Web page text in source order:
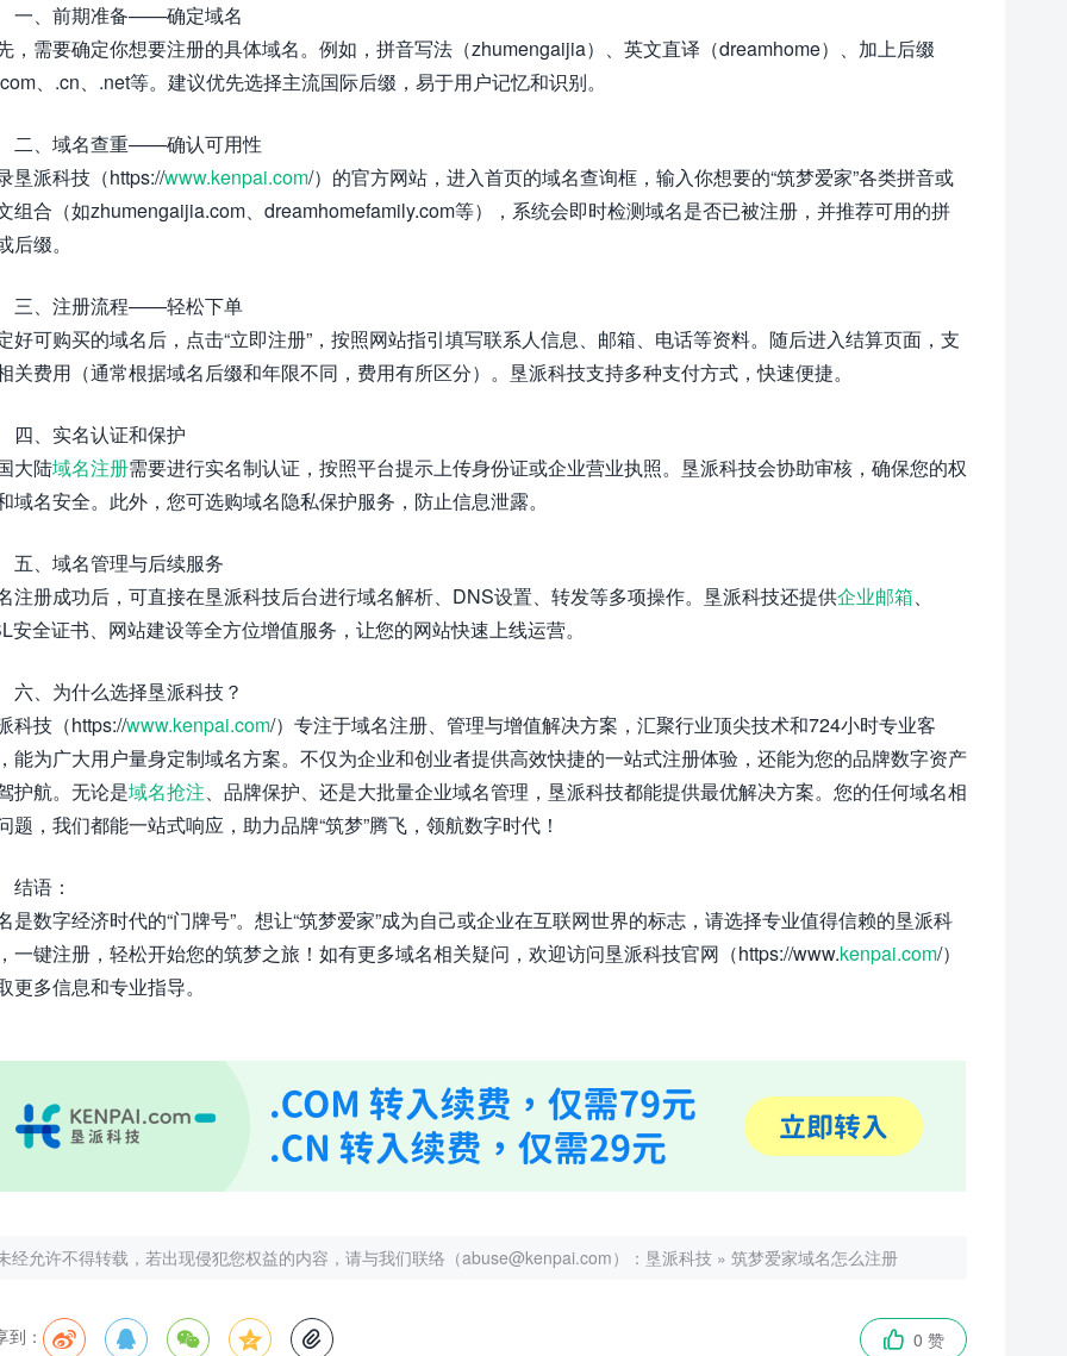
一、前期准备——确定域名
，需要确定你想要注册的具体域名。例如，拼音写法（zhumengaijia）、英文直译（dreamhome）、加上后缀
、.cn、.net等。建议优先选择主流国际后缀，易于用户记忆和识别。
二、域名查重——确认可用性
垦派科技（https://www.kenpai.com/）的官方网站，进入首页的域名查询框，输入你想要的“筑梦爱家”各类拼音或
组合（如zhumengaijia.com、dreamhomefamily.com等），系统会即时检测域名是否已被注册，并推荐可用的拼
后缀。
三、注册流程——轻松下单
好可购买的域名后，点击“立即注册”，按照网站指引填写联系人信息、邮箱、电话等资料。随后进入结算页面，支
关费用（通常根据域名后缀和年限不同，费用有所区分）。垦派科技支持多种支付方式，快速便捷。
四、实名认证和保护
大陆域名注册需要进行实名制认证，按照平台提示上传身份证或企业营业执照。垦派科技会协助审核，确保您的权
域名安全。此外，您可选购域名隐私保护服务，防止信息泄露。
五、域名管理与后续服务
注册成功后，可直接在垦派科技后台进行域名解析、DNS设置、转发等多项操作。垦派科技还提供企业邮箱、
安全证书、网站建设等全方位增值服务，让您的网站快速上线运营。
六、为什么选择垦派科技？
科技（https://www.kenpai.com/）专注于域名注册、管理与增值解决方案，汇聚行业顶尖技术和724小时专业客
能为广大用户量身定制域名方案。不仅为企业和创业者提供高效快捷的一站式注册体验，还能为您的品牌数字资产
护航。无论是域名抢注、品牌保护、还是大批量企业域名管理，垦派科技都能提供最优解决方案。您的任何域名相
题，我们都能一站式响应，助力品牌“筑梦”腾飞，领航数字时代！
结语：
是数字经济时代的“门牌号”。想让“筑梦爱家”成为自己或企业在互联网世界的标志，请选择专业值得信赖的垦派科
一键注册，轻松开始您的筑梦之旅！如有更多域名相关疑问，欢迎访问垦派科技官网（https://www.kenpai.com/）
更多信息和专业指导。
经允许不得转载，若出现侵犯您权益的内容，请与我们联络（abuse@kenpai.com）： 垦派科技 » 筑梦爱家域名怎么注册
到：       0 赞